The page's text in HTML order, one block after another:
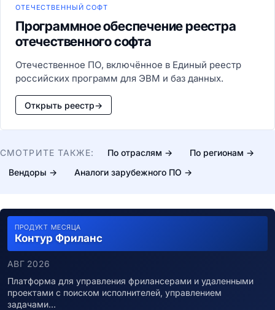
ОТЕЧЕСТВЕННЫЙ СОФТ
Программное обеспечение реестра
отечественного софта
Отечественное ПО, включённое в Единый реестр
российских программ для ЭВМ и баз данных.
Открыть реестр→
СМОТРИТЕ ТАКЖЕ: По отраслям →
По регионам →
Вендоры →
Аналоги зарубежного ПО →
ПРОДУКТ МЕСЯЦА
Контур Фриланс
АВГ 2026
Платформа для управления фрилансерами и удаленными
проектами с поиском исполнителей, управлением
задачами…